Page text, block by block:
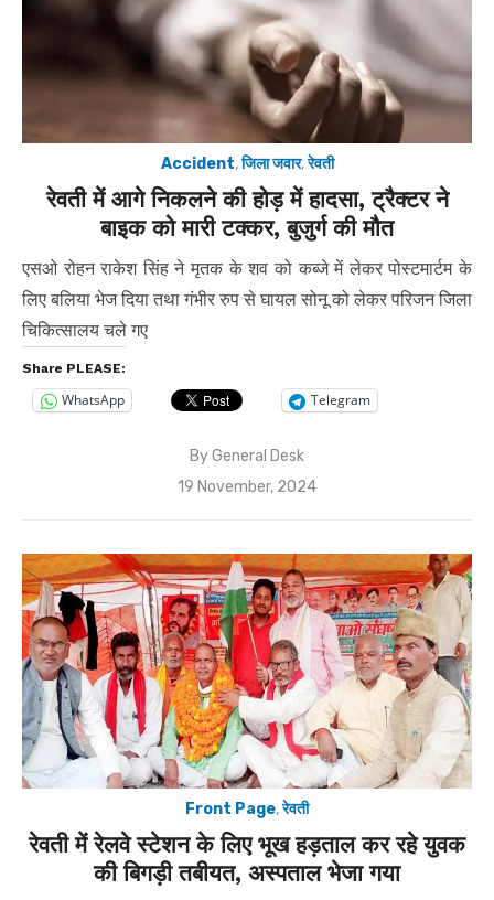
Accident,जिला जवार,रेवती
रेवती में आगे निकलने की होड़ में हादसा, ट्रैक्टर ने
बाइक को मारी टक्कर, बुजुर्ग की मौत
एसओ रोहन राकेश सिंह ने मृतक के शव को कब्जे में लेकर पोस्टमार्टम के
लिए बलिया भेज दिया तथा गंभीर रुप से घायल सोनू को लेकर परिजन जिला
चिकित्सालय चले गए
Share PLEASE:
WhatsApp Telegram
ByGeneral Desk
Posted
19 November, 2024
Front Page,रेवती
रेवती में रेलवे स्टेशन के लिए भूख हड़ताल कर रहे युवक
की बिगड़ी तबीयत, अस्पताल भेजा गया